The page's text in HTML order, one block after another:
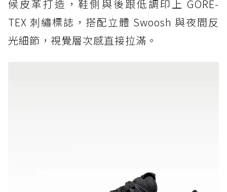
候皮革打造，鞋側與後跟低調印上 GORE-
TEX 刺繡標誌，搭配立體 Swoosh 與夜間反
光細節，視覺層次感直接拉滿。